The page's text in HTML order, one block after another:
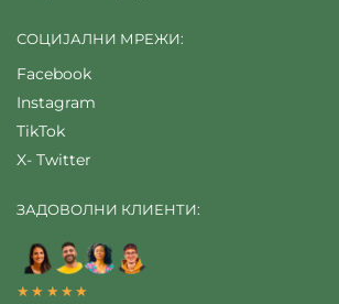
СОЦИЈАЛНИ МРЕЖИ:
Facebook
Instagram
TikTok
X- Twitter
ЗАДОВОЛНИ КЛИЕНТИ:
★★★★★